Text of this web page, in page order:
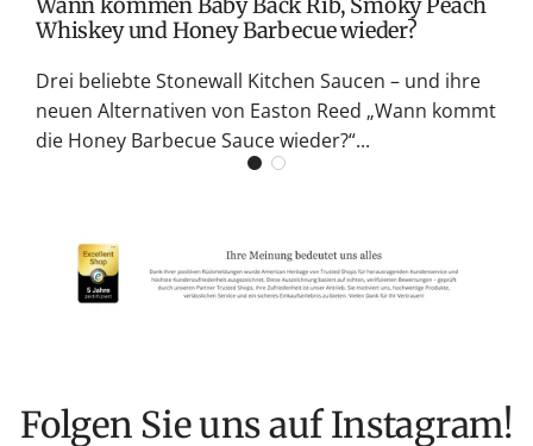
Whiskey und Honey Barbecue wieder?
Drei beliebte Stonewall Kitchen Saucen – und ihre
neuen Alternativen von Easton Reed „Wann kommt
die Honey Barbecue Sauce wieder?“...
Folgen Sie uns auf Instagram!